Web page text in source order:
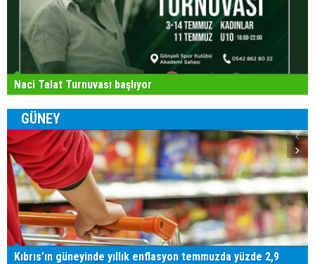
Naci Talat Turnuvası başlıyor
GÜNEY
Kıbrıs’ın güneyinde yıllık enflasyon temmuzda yüzde 2,9